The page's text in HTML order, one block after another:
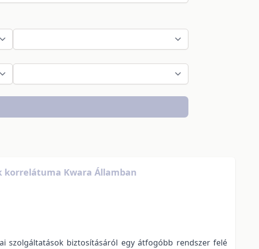
Kwara Államban
szolgáltatások biztosításáról egy átfogóbb rendszer felé